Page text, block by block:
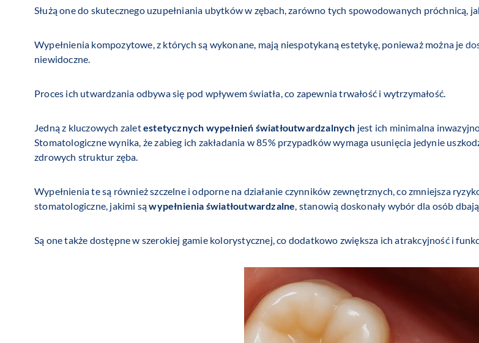
Służą one do skutecznego uzupełniania ubytków w zębach, zarówno tych spowodowanych próchnicą,
Wypełnienia kompozytowe, z których są wykonane, mają niespotykaną estetykę, ponieważ można je
niewidoczne.
Proces ich utwardzania odbywa się pod wpływem światła, co zapewnia trwałość i wytrzymałość.
Jedną z kluczowych zaletestetycznych wypełnień światłoutwardzalnych jest ich minimalna
Stomatologiczne wynika, że zabieg ich zakładania w 85% przypadków wymaga usunięcia jedynie
zdrowych struktur zęba.
Wypełnienia te są również szczelne i odporne na działanie czynników zewnętrznych, co zmniejsza
stomatologiczne, jakimi sąwypełnienia światłoutwardzalne , stanowią doskonały wybór dla osób
Są one także dostępne w szerokiej gamie kolorystycznej, co dodatkowo zwiększa ich atrakcyjność i